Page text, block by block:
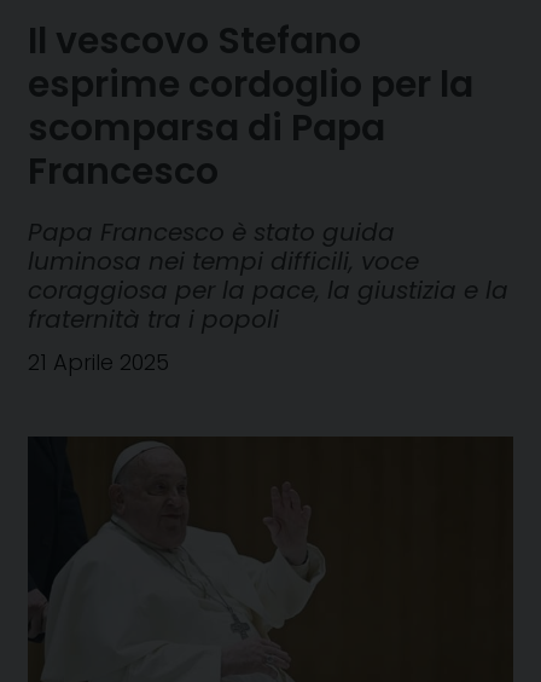
Il vescovo Stefano
esprime cordoglio per la
scomparsa di Papa
Francesco
Papa Francesco è stato guida
luminosa nei tempi difficili, voce
coraggiosa per la pace, la giustizia e la
fraternità tra i popoli
21 Aprile 2025